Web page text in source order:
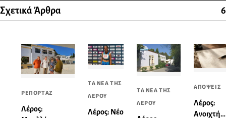
Σχετικά Άρθρα 6
ΡΕΠΟΡΤΑΖ
Λέρος:
ΤΑ ΝΕΑ ΤΗΣ
ΛΕΡΟΥ
Λέρος: Νέο
ΤΑ ΝΕΑ ΤΗΣ
ΛΕΡΟΥ
ΑΠΟΨΕΙΣ
Λέρος:
Ανοιχτή